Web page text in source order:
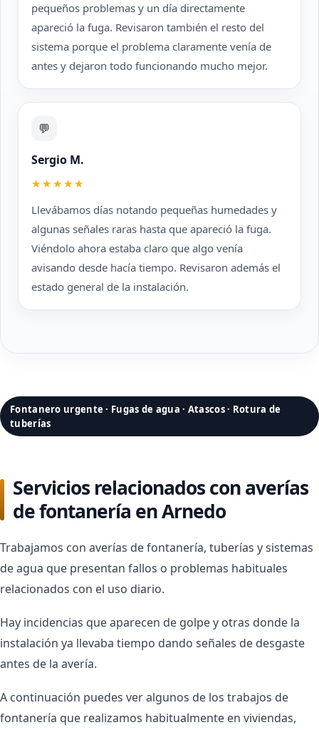
pequeños problemas y un día directamente
apareció la fuga. Revisaron también el resto del
sistema porque el problema claramente venía de
antes y dejaron todo funcionando mucho mejor.
💬
Sergio M.
★★★★★
Llevábamos días notando pequeñas humedades y
algunas señales raras hasta que apareció la fuga.
Viéndolo ahora estaba claro que algo venía
avisando desde hacía tiempo. Revisaron además el
estado general de la instalación.
Fontanero urgente · Fugas de agua · Atascos · Rotura de
tuberías
Servicios relacionados con averías
de fontanería en Arnedo
Trabajamos con averías de fontanería, tuberías y sistemas
de agua que presentan fallos o problemas habituales
relacionados con el uso diario.
Hay incidencias que aparecen de golpe y otras donde la
instalación ya llevaba tiempo dando señales de desgaste
antes de la avería.
A continuación puedes ver algunos de los trabajos de
fontanería que realizamos habitualmente en viviendas,